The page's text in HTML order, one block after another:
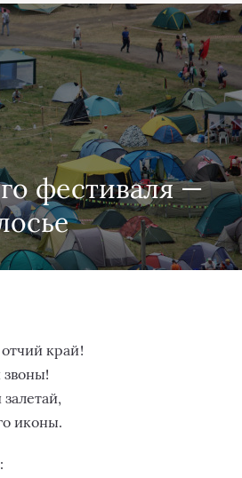
фестиваля —
край!
звоны!
иконы.